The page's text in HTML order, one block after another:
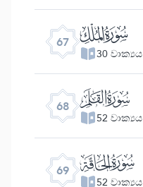
67 ﯰ
30 වාක්‍යය
68 ﯱ
52 වාක්‍යය
69 ﯲ
52 වාක්‍යය